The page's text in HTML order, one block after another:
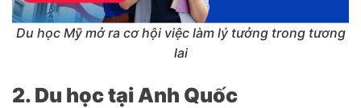
Du học Mỹ mở ra cơ hội việc làm lý tưởng trong tương
lai
2. Du học tại Anh Quốc